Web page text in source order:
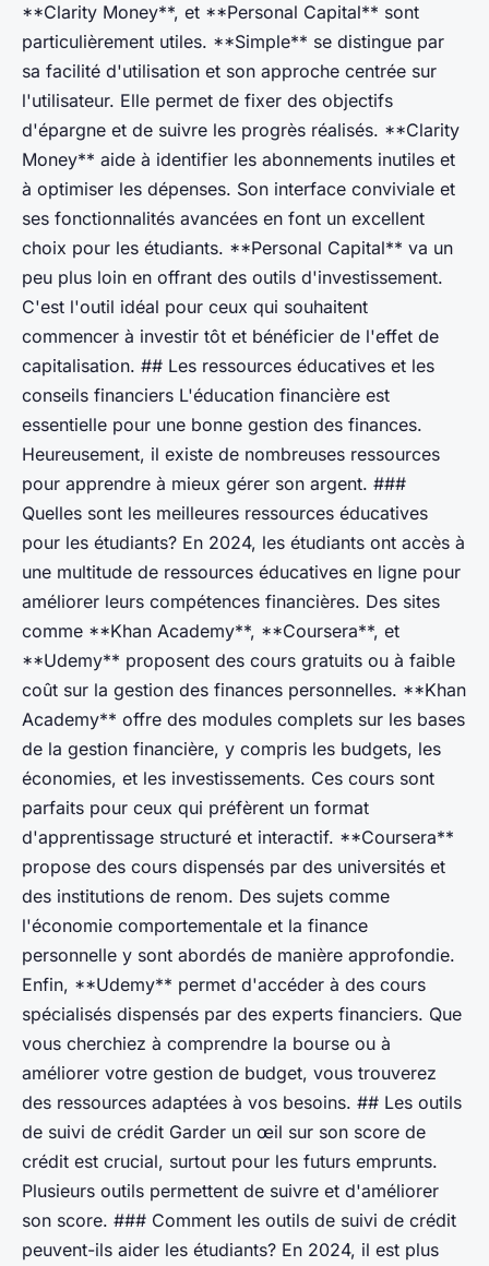
**Clarity Money**, et **Personal Capital** sont
particulièrement utiles. **Simple** se distingue par
sa facilité d'utilisation et son approche centrée sur
l'utilisateur. Elle permet de fixer des objectifs
d'épargne et de suivre les progrès réalisés. **Clarity
Money** aide à identifier les abonnements inutiles et
à optimiser les dépenses. Son interface conviviale et
ses fonctionnalités avancées en font un excellent
choix pour les étudiants. **Personal Capital** va un
peu plus loin en offrant des outils d'investissement.
C'est l'outil idéal pour ceux qui souhaitent
commencer à investir tôt et bénéficier de l'effet de
capitalisation. ## Les ressources éducatives et les
conseils financiers L'éducation financière est
essentielle pour une bonne gestion des finances.
Heureusement, il existe de nombreuses ressources
pour apprendre à mieux gérer son argent. ###
Quelles sont les meilleures ressources éducatives
pour les étudiants? En 2024, les étudiants ont accès à
une multitude de ressources éducatives en ligne pour
améliorer leurs compétences financières. Des sites
comme **Khan Academy**, **Coursera**, et
**Udemy** proposent des cours gratuits ou à faible
coût sur la gestion des finances personnelles. **Khan
Academy** offre des modules complets sur les bases
de la gestion financière, y compris les budgets, les
économies, et les investissements. Ces cours sont
parfaits pour ceux qui préfèrent un format
d'apprentissage structuré et interactif. **Coursera**
propose des cours dispensés par des universités et
des institutions de renom. Des sujets comme
l'économie comportementale et la finance
personnelle y sont abordés de manière approfondie.
Enfin, **Udemy** permet d'accéder à des cours
spécialisés dispensés par des experts financiers. Que
vous cherchiez à comprendre la bourse ou à
améliorer votre gestion de budget, vous trouverez
des ressources adaptées à vos besoins. ## Les outils
de suivi de crédit Garder un œil sur son score de
crédit est crucial, surtout pour les futurs emprunts.
Plusieurs outils permettent de suivre et d'améliorer
son score. ### Comment les outils de suivi de crédit
peuvent-ils aider les étudiants? En 2024, il est plus